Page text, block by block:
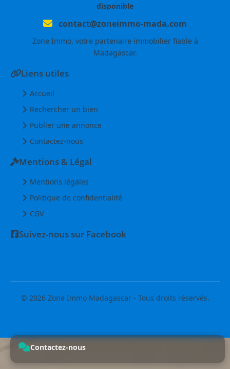
disponible
contact@zoneimmo-mada.com
Zone Immo, votre partenaire immobilier fiable à
Madagascar.
Liens utiles
Accueil
Rechercher un bien
Publier une annonce
Contactez-nous
Mentions & Légal
Mentions légales
Politique de confidentialité
CGV
Suivez-nous sur Facebook
© 2026 Zone Immo Madagascar - Tous droits réservés.
Contactez-nous